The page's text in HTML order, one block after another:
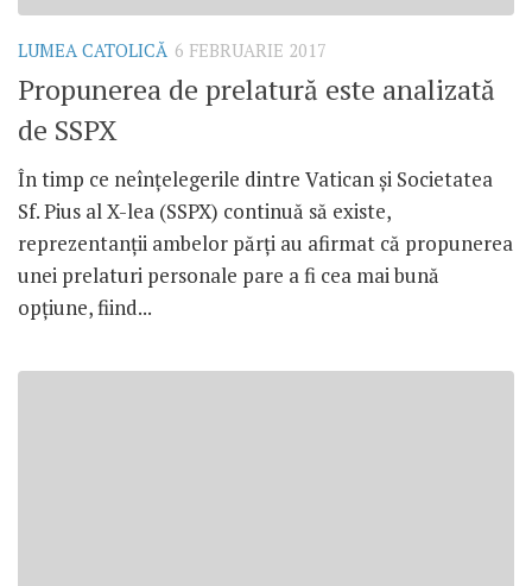
LUMEA CATOLICĂ 6 FEBRUARIE 2017
Propunerea de prelatură este analizată
de SSPX
În timp ce neînțelegerile dintre Vatican și Societatea
Sf. Pius al X-lea (SSPX) continuă să existe,
reprezentanții ambelor părți au afirmat că propunerea
unei prelaturi personale pare a fi cea mai bună
opțiune, fiind...